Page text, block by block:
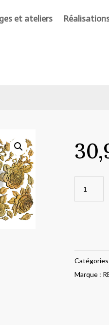
et ateliers
Romance
Catégories
Marque :